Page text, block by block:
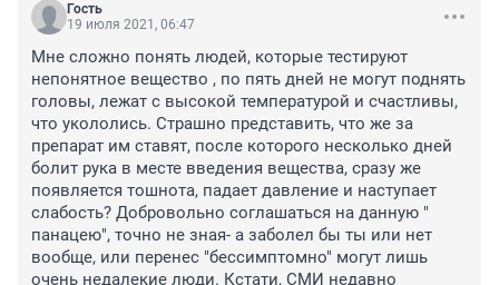
Гость
19 июля 2021, 06:47
Мне сложно понять людей, которые тестируют
непонятное вещество , по пять дней не могут поднять
головы, лежат с высокой температурой и счастливы,
что укололись. Страшно представить, что же за
препарат им ставят, после которого несколько дней
болит рука в месте введения вещества, сразу же
появляется тошнота, падает давление и наступает
слабость? Добровольно соглашаться на данную "
панацею", точно не зная- а заболел бы ты или нет
вообще, или перенес "бессимптомно" могут лишь
очень недалекие люди. Кстати, СМИ недавно